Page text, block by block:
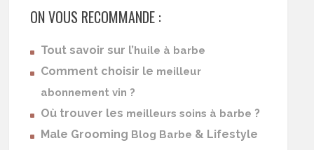
ON VOUS RECOMMANDE :
Tout savoir sur l’ huile à barbe
Comment choisir le meilleur
abonnement vin ?
Où trouver les meilleurs soins à barbe ?
Male Grooming Blog Barbe & Lifestyle